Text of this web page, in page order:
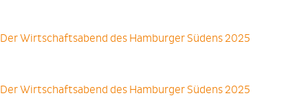
Der Wirtschaftsabend des Hamburger Südens 2025
Der Wirtschaftsabend des Hamburger Südens 2025